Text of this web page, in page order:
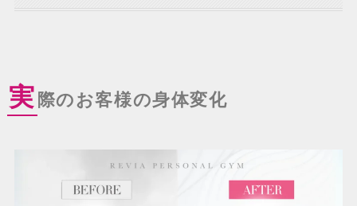
実 際のお客様の身体変化